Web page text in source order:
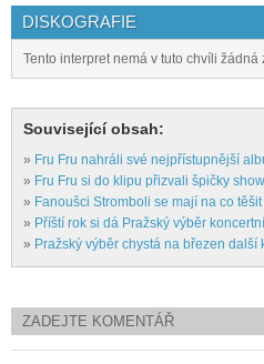
DISKOGRAFIE
Tento interpret nemá v tuto chvíli žádná
Související obsah:
» Fru Fru nahráli své nejpřístupnější
» Fru Fru si do klipu přizvali špičky
» Fanoušci Stromboli se mají na co těšit
» Příští rok si dá Pražský výběr
» Pražský výběr chystá na březen další
ZADEJTE KOMENTÁŘ